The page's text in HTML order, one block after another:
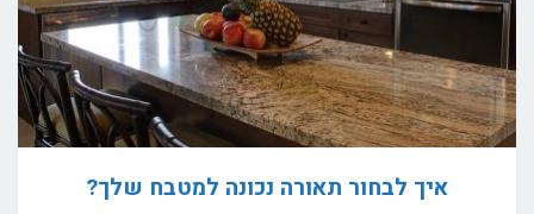
איך לבחור תאורה נכונה למטבח שלך?